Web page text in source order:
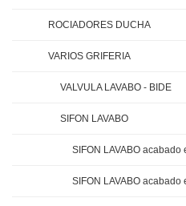
ROCIADORES DUCHA
VARIOS GRIFERIA
VALVULA LAVABO - BIDE
SIFON LAVABO
SIFON LAVABO acabado
SIFON LAVABO acabado